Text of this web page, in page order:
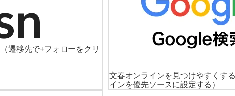
（遷移先で+フォローをクリ
文春オンラインを見つけやすくする
インを優先ソースに設定する）